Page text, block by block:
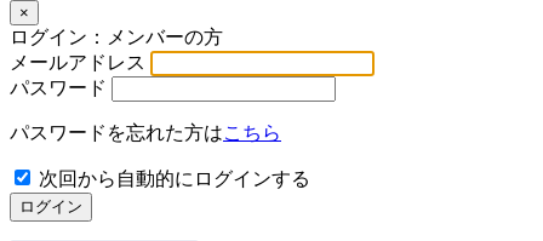
×
ログイン：メンバーの方
メールアドレス
パスワード
パスワードを忘れた方はこちら
次回から自動的にログインする